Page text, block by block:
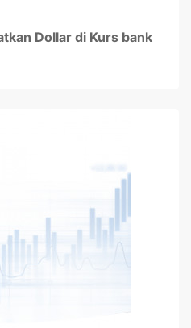
Dollar di Kurs bank